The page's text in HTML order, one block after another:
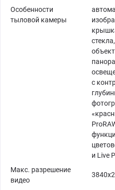
Особенности
тыловой камеры
с
и Live
Макс. разрешение
видео